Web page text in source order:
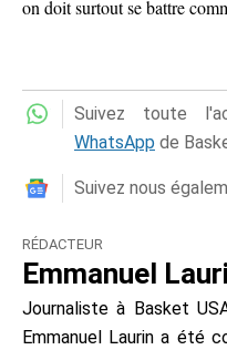
on doit surtout se battre
Suivez toute
WhatsApp de
Suivez nous
RÉDACTEUR
Emmanuel
Journaliste à Basket
Emmanuel Laurin a été